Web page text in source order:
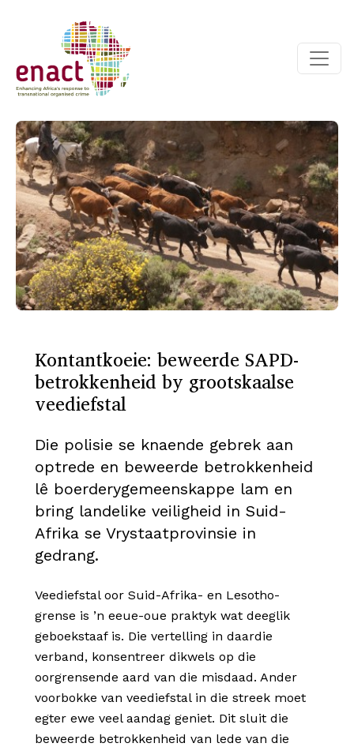
Kontantkoeie: beweerde SAPD-
betrokkenheid by grootskaalse
veediefstal
Die polisie se knaende gebrek aan
optrede en beweerde betrokkenheid
lê boerderygemeenskappe lam en
bring landelike veiligheid in Suid-
Afrika se Vrystaatprovinsie in
gedrang.
Veediefstal oor Suid-Afrika- en Lesotho-
grense is ’n eeue-oue praktyk wat deeglik
geboekstaaf is. Die vertelling in daardie
verband, konsentreer dikwels op die
oorgrensende aard van die misdaad. Ander
voorbokke van veediefstal in die streek moet
egter ewe veel aandag geniet. Dit sluit die
beweerde betrokkenheid van lede van die